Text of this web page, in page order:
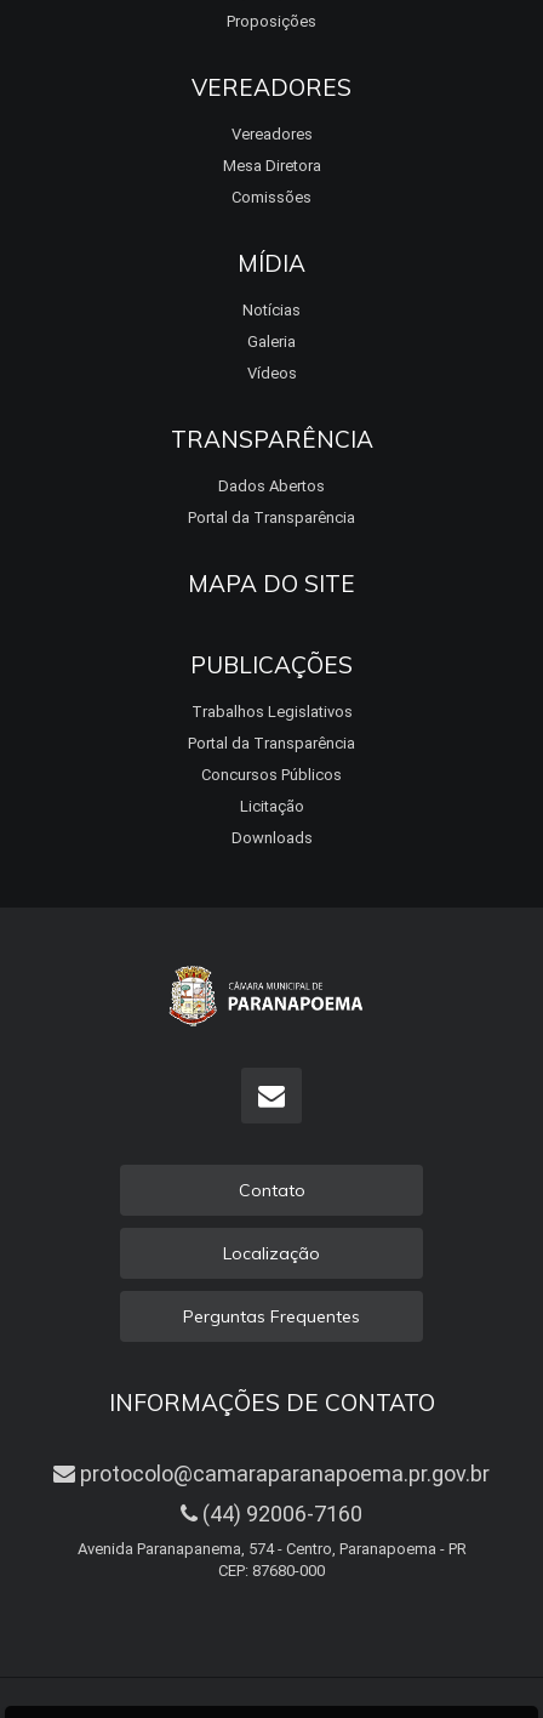
Proposições
VEREADORES
Vereadores
Mesa Diretora
Comissões
MÍDIA
Notícias
Galeria
Vídeos
TRANSPARÊNCIA
Dados Abertos
Portal da Transparência
MAPA DO SITE
PUBLICAÇÕES
Trabalhos Legislativos
Portal da Transparência
Concursos Públicos
Licitação
Downloads
Contato
Localização
Perguntas Frequentes
INFORMAÇÕES DE CONTATO
protocolo@camaraparanapoema.pr.gov.br
(44) 92006-7160
Avenida Paranapanema, 574 - Centro, Paranapoema - PR
CEP: 87680-000